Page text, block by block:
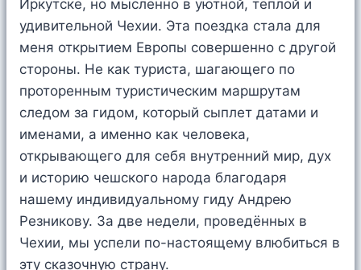
Иркутске, но мысленно в уютной, тёплой и
удивительной Чехии. Эта поездка стала для
меня открытием Европы совершенно с другой
стороны. Не как туриста, шагающего по
проторенным туристическим маршрутам
следом за гидом, который сыплет датами и
именами, а именно как человека,
открывающего для себя внутренний мир, дух
и историю чешского народа благодаря
нашему индивидуальному гиду Андрею
Резникову. За две недели, проведённых в
Чехии, мы успели по-настоящему влюбиться в
эту сказочную страну.